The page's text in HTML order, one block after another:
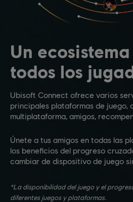
Un
todos los
Ubisoft Connect ofrece varios
principales plataformas de juego,
multiplataforma, amigos,
Únete a tus amigos en todas las
los beneficios del progreso
cambiar de dispositivo de juego
*La disponibilidad del juego y el
diferentes juegos y plataformas.